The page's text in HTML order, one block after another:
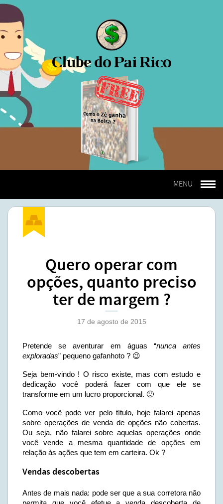
Quero operar com
opções, quanto preciso
ter de margem ?
17 de agosto de 2015
Pretende se aventurar em águas “nunca antes
exploradas” pequeno gafanhoto ? 😉
Seja bem-vindo ! O risco existe, mas com estudo e
dedicação você poderá fazer com que ele se
transforme em um lucro proporcional. 🙂
Como você pode ver pelo título, hoje falarei apenas
sobre operações de venda de opções não cobertas.
Ou seja, não falarei sobre aquelas operações onde
você vende a mesma quantidade de opções em
relação às ações que tem em carteira. Ok ?
Vendas descobertas
Antes de mais nada: pode ser que a sua corretora não